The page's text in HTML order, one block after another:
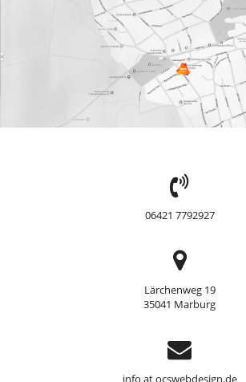
TEL:
06421 7792927
Adresse
Lärchenweg 19
35041 Marburg
Support
info at ocswebdesign.de